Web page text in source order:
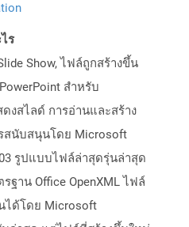
ร
Show, ไฟล์ถูกสร้างขึ้น
สำหรับ
งสไลด์ การอ่านและสร้าง
สนับสนุนโดย Microsoft
รูปแบบไฟล์ล่าสุดรุ่นล่าสุด
ฐาน Office OpenXML ไฟล์
ได้โดย Microsoft